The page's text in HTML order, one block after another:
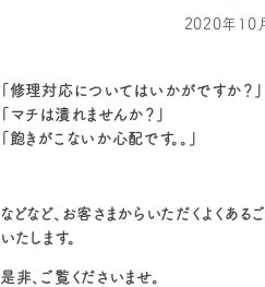
2020年10
「修理対応についてはいかがですか？」
「マチは潰れませんか？」
「飽きがこないか心配です。。」
などなど、お客さまからいただくよくあ
いたします。
是非、ご覧くださいませ。